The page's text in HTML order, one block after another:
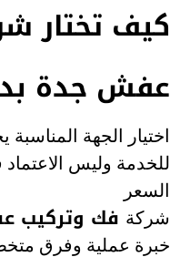
كيف تختار
عفش جدة
اختيار الجهة
للخدمة وليس
السعر
شركة فك وتركيب
خبرة عملية وفرق